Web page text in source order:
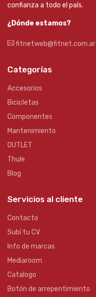
confianza a todo el país.
¿Dónde estamos?
fitnetweb@fitnet.com.ar
Categorías
Accesorios
Bicicletas
Componentes
Mantenimiento
OUTLET
Thule
Blog
Servicios al cliente
Contacto
Subí tu CV
Info de marcas
Mediaroom
Catalogo
Botón de arrepentimiento